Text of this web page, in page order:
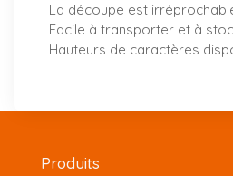
La découpe est
Facile à transporter et à
Hauteurs de caractères
Produits